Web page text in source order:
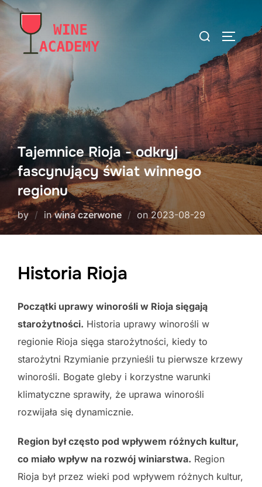
Skip
Search
Tajemnice Rioja - odkryj
fascynujący świat winnego
regionu
by inwina czerwone onPosted
on
2023-08-29
Historia Rioja
Początki uprawy winorośli w Rioja sięgają
starożytności. Historia uprawy winorośli w
regionie Rioja sięga starożytności, kiedy to
starożytni Rzymianie przynieśli tu pierwsze krzewy
winorośli. Bogate gleby i korzystne warunki
klimatyczne sprawiły, że uprawa winorośli
rozwijała się dynamicznie.
Region był często pod wpływem różnych kultur,
co miało wpływ na rozwój winiarstwa. Region
Rioja był przez wieki pod wpływem różnych kultur,